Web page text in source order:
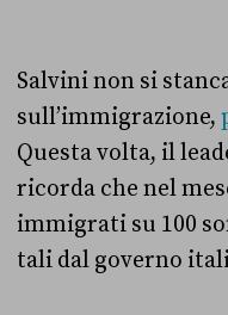
Salvini non si
sull’immigrazione,
Questa volta, il
ricorda che nel
immigrati su 100
tali dal governo